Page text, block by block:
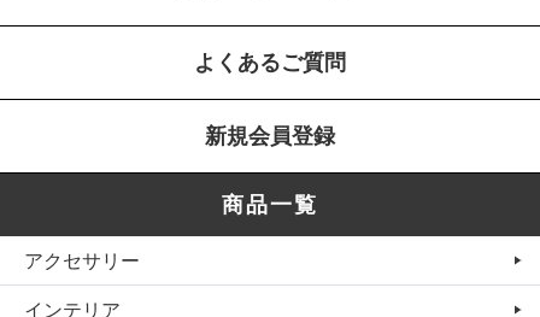
よくあるご質問
新規会員登録
商品一覧
アクセサリー
インテリア